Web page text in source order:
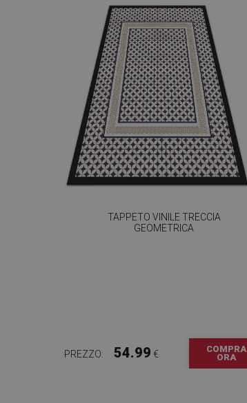
TAPPETO VINILE TRECCIA
GEOMETRICA
PREZZO: 54.99 €
COMPRA
ORA